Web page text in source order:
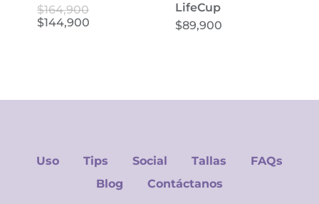
$164,900El
precio
$144,900El
producto
elegir
LifeCup
$89,900
Las
pueden
Uso Tips Social Tallas
FAQs
Blog
Contáctanos